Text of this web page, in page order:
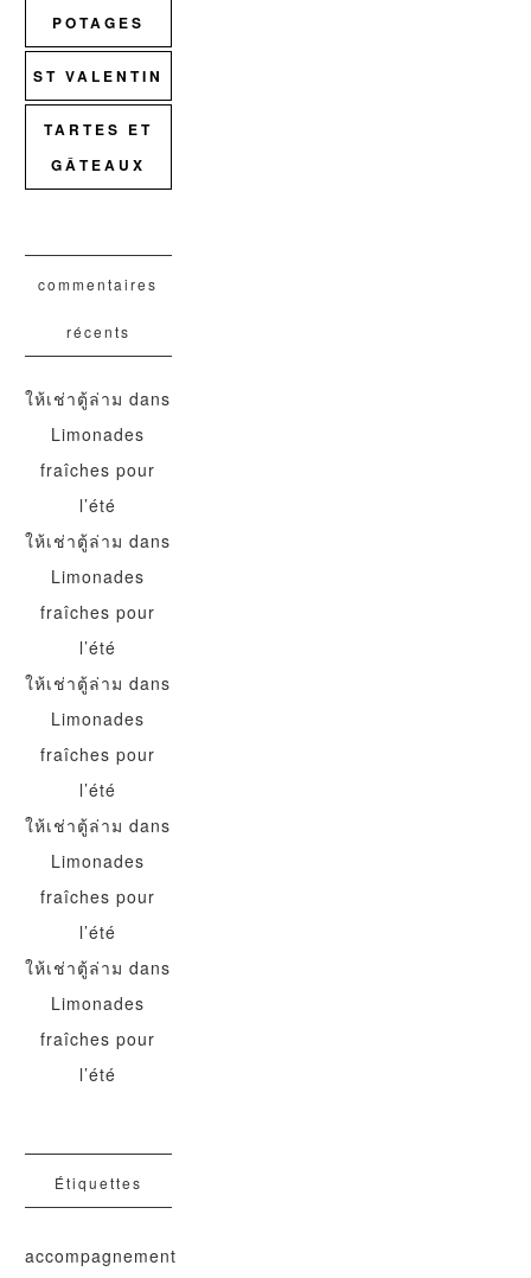
POTAGES
ST VALENTIN
TARTES ET
GÂTEAUX
commentaires
récents
ให้เช่าตู้ล่าม dans
Limonades
fraîches pour
l’été
ให้เช่าตู้ล่าม dans
Limonades
fraîches pour
l’été
ให้เช่าตู้ล่าม dans
Limonades
fraîches pour
l’été
ให้เช่าตู้ล่าม dans
Limonades
fraîches pour
l’été
ให้เช่าตู้ล่าม dans
Limonades
fraîches pour
l’été
Étiquettes
accompagnement